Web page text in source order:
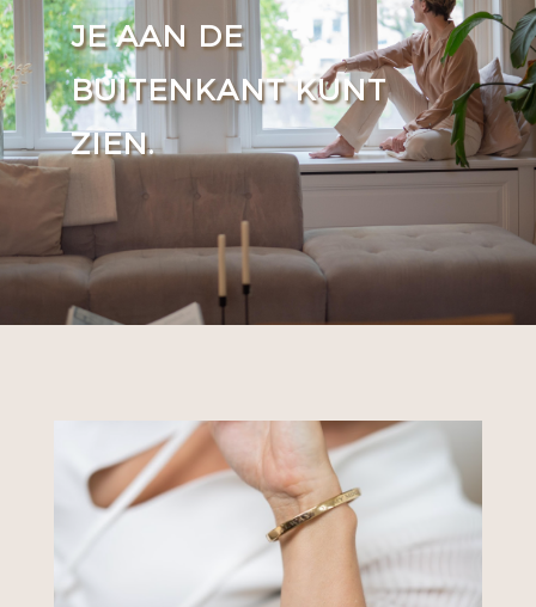
JE AAN DE
BUITENKANT KUNT
ZIEN.